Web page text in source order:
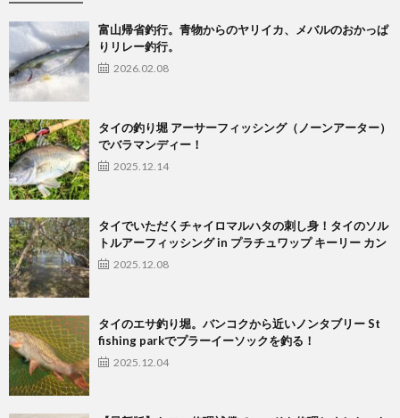
富山帰省釣行。青物からのヤリイカ、メバルのおかっぱ
りリレー釣行。
2026.02.08
タイの釣り堀 アーサーフィッシング（ノーンアーター）
でバラマンディー！
2025.12.14
タイでいただくチャイロマルハタの刺し身！タイのソル
トルアーフィッシング in プラチュワップ キーリー カン
2025.12.08
タイのエサ釣り堀。バンコクから近いノンタブリー St
fishing parkでプラーイーソックを釣る！
2025.12.04